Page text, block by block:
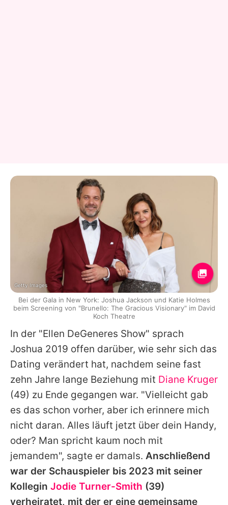
In der "Ellen DeGeneres Show" sprach
Joshua 2019 offen darüber, wie sehr sich das
Dating verändert hat, nachdem seine fast
zehn Jahre lange Beziehung mit Diane Kruger
(49) zu Ende gegangen war. "Vielleicht gab
es das schon vorher, aber ich erinnere mich
nicht daran. Alles läuft jetzt über dein Handy,
oder? Man spricht kaum noch mit
jemandem", sagte er damals. Anschließend
war der Schauspieler bis 2023 mit seiner
Kollegin Jodie Turner-Smith (39)
verheiratet, mit der er eine gemeinsame
Getty Images
Bei der Gala in New York: Joshua Jackson und Katie Holmes
beim Screening von "Brunello: The Gracious Visionary" im David
Koch Theatre